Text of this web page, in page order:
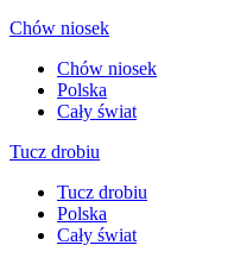
Chów niosek
Chów niosek
Polska
Cały świat
Tucz drobiu
Tucz drobiu
Polska
Cały świat